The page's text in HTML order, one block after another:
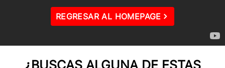
REGRESAR AL HOMEPAGE